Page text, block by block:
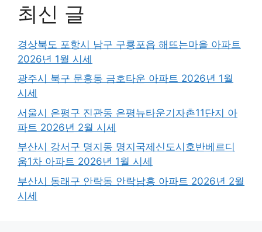
최신 글
경상북도 포항시 남구 구룡포읍 해뜨는마을 아파트
2026년 1월 시세
광주시 북구 문흥동 금호타운 아파트 2026년 1월
시세
서울시 은평구 진관동 은평뉴타운기자촌11단지 아
파트 2026년 2월 시세
부산시 강서구 명지동 명지국제신도시호반베르디
움1차 아파트 2026년 1월 시세
부산시 동래구 안락동 안락남흥 아파트 2026년 2월
시세